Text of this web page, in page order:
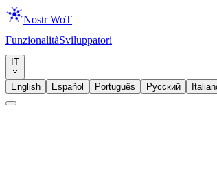
Nostr WoT
FunzionalitàSviluppatori
IT
English Español Português Русский